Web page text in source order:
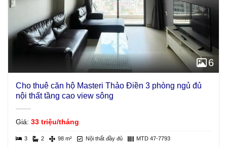
6
Cho thuê căn hộ Masteri Thảo Điền 3 phòng ngủ đủ
nội thất tầng cao view sông
Giá: 33 triệu/tháng
3 2 98 m² Nội thất đầy đủ MTD 47-7793